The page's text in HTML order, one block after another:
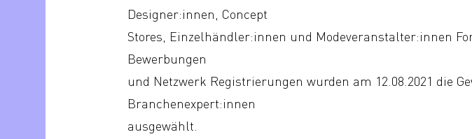
Designer:innen, Concept
Stores, Einzelhändler:innen und Modeveranstalter:innen
Bewerbungen
und Netzwerk Registrierungen wurden am 12.08.2021 die
Branchenexpert:innen
ausgewählt.